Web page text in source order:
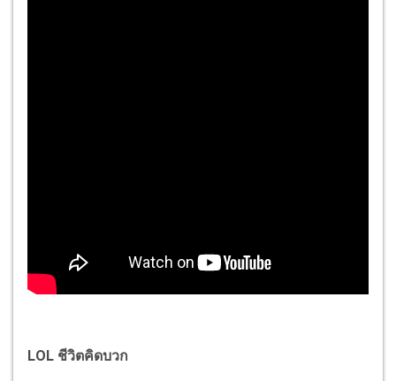
LOL ชีวิตคิดบวก